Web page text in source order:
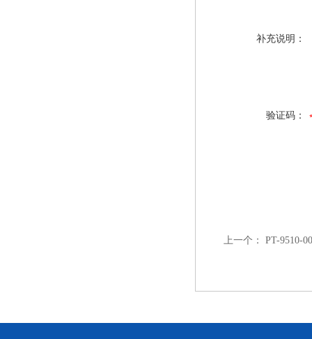
补充说明：
验证码：
上一个： PT-9510-